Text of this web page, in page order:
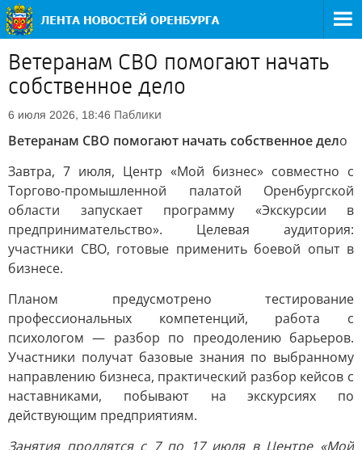
Ветеранам СВО помогают начать
собственное дело
6 июля 2026, 18:46 Паблики
Ветеранам СВО помогают начать собственное дело
Завтра, 7 июля, Центр «Мой бизнес» совместно с
Торгово-промышленной палатой Оренбургской
области запускает программу «Экскурсии в
предпринимательство». Целевая аудитория:
участники СВО, готовые применить боевой опыт в
бизнесе.
Планом предусмотрено тестирование
профессиональных компетенций, работа с
психологом — разбор по преодолению барьеров.
Участники получат базовые знания по выбранному
направлению бизнеса, практический разбор кейсов с
наставниками, побывают на экскурсиях по
действующим предприятиям.
Занятия продлятся с 7 по 17 июля в Центре «Мой